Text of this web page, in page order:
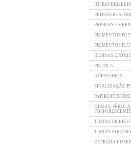
PEDRAS
PRIMERS E
PIGMENTOS
PIGMENTOS
RESINAS EPÓXI
PISTOLA
ACESSÓRIOS
SINALIZAÇÃO
PAPIRO
GEMAS,
TINTAS DE
TINTAS PARA
ESTRADA